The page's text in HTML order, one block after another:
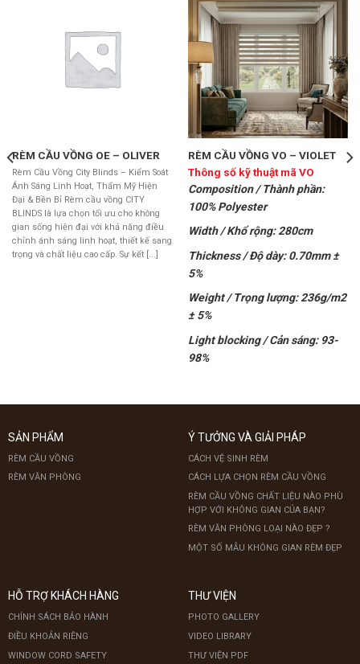
RÈM CẦU VỒNG OE – OLIVER
Rèm Cầu Vồng City Blinds – Kiểm Soát
Ánh Sáng Linh Hoạt, Thẩm Mỹ Hiện
Đại & Bền Bỉ Rèm cầu vồng CITY
BLINDS là lựa chọn tối ưu cho không
gian sống hiện đại với khả năng điều
chỉnh ánh sáng linh hoạt, thiết kế sang
trọng và chất liệu cao cấp. Sự kết [...]
RÈM CẦU VỒNG VO – VIOLET
Thông số kỹ thuật mã VO
Composition / Thành phần:
100% Polyester
Width / Khổ rộng: 280cm
Thickness / Độ dày: 0.70mm ±
5%
Weight / Trọng lượng: 236g/m2
± 5%
Light blocking / Cản sáng: 93-
98%
SẢN PHẨM
RÈM CẦU VỒNG
RÈM VĂN PHÒNG
Ý TƯỞNG VÀ GIẢI PHÁP
CÁCH VỆ SINH RÈM
CÁCH LỰA CHỌN RÈM CẦU VỒNG
RÈM CẦU VỒNG CHẤT LIỆU NÀO PHÙ
HỢP VỚI KHÔNG GIAN CỦA BẠN?
RÈM VĂN PHÒNG LOẠI NÀO ĐẸP ?
MỘT SỐ MẪU KHÔNG GIAN RÈM ĐẸP
HỖ TRỢ KHÁCH HÀNG
CHÍNH SÁCH BẢO HÀNH
ĐIỀU KHOẢN RIÊNG
WINDOW CORD SAFETY
THƯ VIỆN
PHOTO GALLERY
VIDEO LIBRARY
THƯ VIỆN PDF